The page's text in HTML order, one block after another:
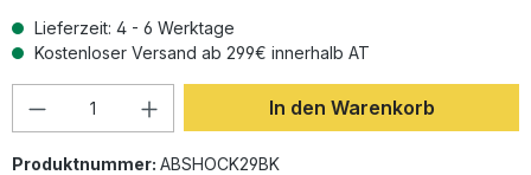
Lieferzeit: 4 - 6 Werktage
Kostenloser Versand ab 299€ innerhalb AT
Produkt Anzahl: Gib den gewünschten
In den Warenkorb
Produktnummer: ABSHOCK29BK